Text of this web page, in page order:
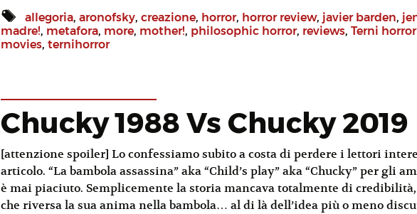
allegoria, aronofsky, creazione, horror, horror review, javier barden,
madre!, metafora, more, mother!, philosophic horror, reviews, Terni
movies, ternihorror
Chucky 1988 Vs Chucky 2019
[attenzione spoiler] Lo confessiamo subito a costa di perdere i lettori
articolo. “La bambola assassina” aka “Child’s play” aka “Chucky” per gli
è mai piaciuto. Semplicemente la storia mancava totalmente di
che riversa la sua anima nella bambola… al di là dell’idea più o meno